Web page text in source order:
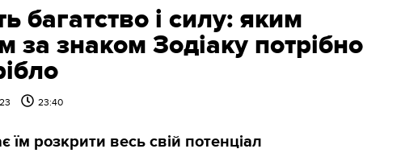
багатство і силу: яким
за знаком Зодіаку потрібно
23:40
їм розкрити весь свій потенціал